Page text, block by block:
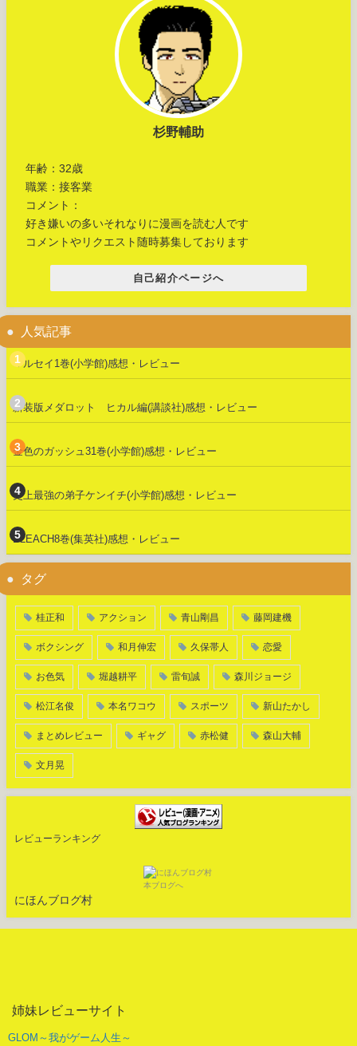
杉野輔助
年齢：32歳
職業：接客業
コメント：
好き嫌いの多いそれなりに漫画を読む人です
コメントやリクエスト随時募集しております
自己紹介ページへ
人気記事
マルセイ1巻(小学館)感想・レビュー
新装版メダロット ヒカル編(講談社)感想・レビュー
金色のガッシュ31巻(小学館)感想・レビュー
史上最強の弟子ケンイチ(小学館)感想・レビュー
BLEACH8巻(集英社)感想・レビュー
タグ
桂正和 アクション 青山剛昌 藤岡建機
ボクシング 和月伸宏 久保帯人 恋愛
お色気 堀越耕平 雷旬誠 森川ジョージ
松江名俊 本名ワコウ スポーツ 新山たかし
まとめレビュー ギャグ 赤松健 森山大輔
文月晃
レビューランキング
にほんブログ村
姉妹レビューサイト
GLOM～我がゲーム人生～